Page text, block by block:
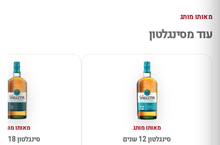
מאותו מותג
עוד מסינגלטון
מאותו מותג
סינגלטון 12 שנים
מאותו מותג
סינגלטון 18 שנים